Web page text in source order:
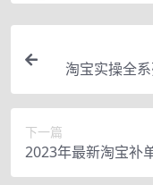
淘宝实操全
下一篇
2023年最新淘宝补
·不降权（18课时）